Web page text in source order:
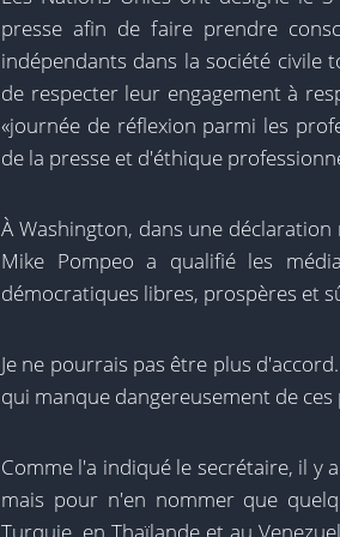
presse afin de faire prendre
indépendants dans la société civile
de respecter leur engagement à
«journée de réflexion parmi les
de la presse et d'éthique
À Washington, dans une
Mike Pompeo a qualifié les
démocratiques libres, prospères et
Je ne pourrais pas être plus
qui manque dangereusement de
Comme l'a indiqué le secrétaire, il y
mais pour n'en nommer que